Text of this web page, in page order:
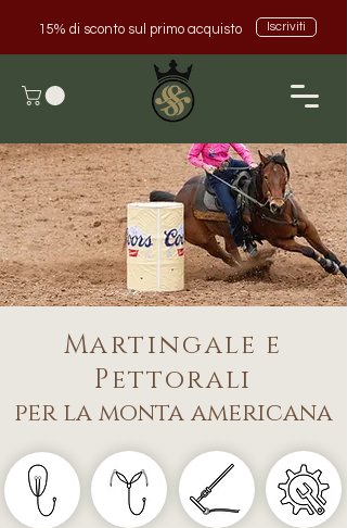
15% di sconto sul primo acquisto Iscriviti
Martingale e
Pettorali
per la monta americana